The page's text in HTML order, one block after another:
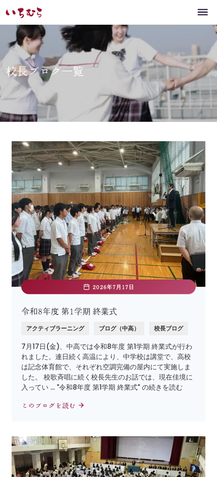
校長ブログ一覧
2026年7月17日
令和8年度 第1学期 終業式
アクティブラーニング ブログ（中高） 校長ブログ
7月17日(金)、中高では令和8年度 第1学期 終業式が行わ
れました。連日続く高温により、中学校は講堂で、高校
は記念体育館で、それぞれ空調完備の屋内にて実施しま
した。 校歌斉唱に続く校長先生のお話では、現在佳境に
入ってい … "令和8年度 第1学期 終業式" の続きを読む
このブログを読む